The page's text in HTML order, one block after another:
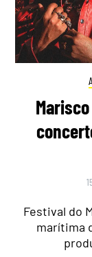
Festival do
marítima